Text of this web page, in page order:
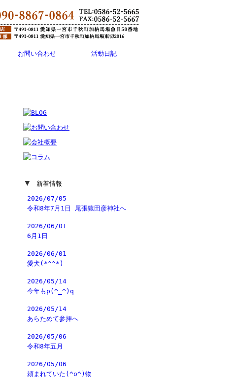
お問い合わせ 活動日記
▼ 新着情報
2026/07/05
令和8年7月1日 尾張猿田彦神社へ
2026/06/01
6月1日
2026/06/01
愛犬(*^^*)
2026/05/14
今年もp(^_^)q
2026/05/14
あらためて参拝へ
2026/05/06
令和8年五月
2026/05/06
頼まれていた(^o^)物